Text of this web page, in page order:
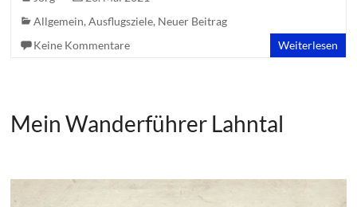
Allgemein,Ausflugsziele, Neuer Beitrag
Keine Kommentare
Weiterlesen
Mein Wanderführer Lahntal